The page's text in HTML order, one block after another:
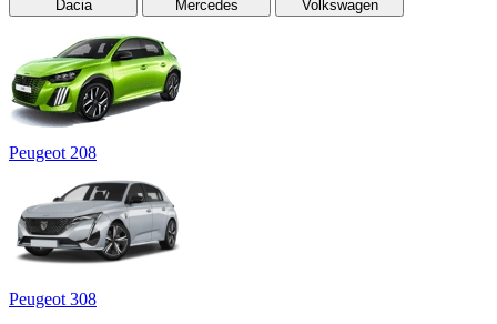
Dacia Mercedes Volkswagen
Peugeot 208
Peugeot 308